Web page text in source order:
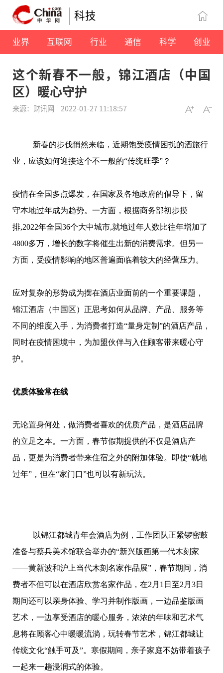
科技
业界 互联网 行业 通信 科学 创业
这个新春不一般，锦江酒店（中国
区）暖心守护
来源：财讯网 2022-01-27 11:18:57
新春的步伐悄然来临，近期饱受疫情困扰的酒旅行
业，应该如何迎接这个不一般的“传统旺季”？
疫情在全国多点爆发，在国家及各地政府的倡导下，留
守本地过年成为趋势。一方面，根据商务部初步摸
排,2022年全国36个大中城市,就地过年人数比往年增加了
4800多万，增长的数字将催生出新的消费需求。但另一
方面，受疫情影响的地区普遍面临着较大的经营压力。
应对复杂的形势成为摆在酒店业面前的一个重要课题，
锦江酒店（中国区）正思考如何从品牌、产品、服务等
不同的维度入手，为消费者打造“量身定制”的酒店产品，
同时在疫情困境中，为加盟伙伴与入住顾客带来暖心守
护。
优质体验常在线
无论置身何处，做消费者喜欢的优质产品，是酒店品牌
的立足之本。一方面，春节假期提供的不仅是酒店产
品，更是为消费者带来住宿之外的附加体验。即使“就地
过年”，但在“家门口”也可以有新玩法。
以锦江都城青年会酒店为例，工作团队正紧锣密鼓
准备与蔡兵美术馆联合举办的“新兴版画第一代木刻家
——黄新波和沪上当代木刻名家作品展”，春节期间，消
费者不但可以在酒店欣赏名家作品，在2月1日至2月3日
期间还可以亲身体验、学习并制作版画，一边品鉴版画
艺术，一边享受酒店的暖心服务，浓浓的年味和艺术气
息将在顾客心中暖暖流淌，玩转春节艺术，锦江都城让
传统文化“触手可及”。寒假期间，亲子家庭不妨带着孩子
一起来一趟浸润式的体验。